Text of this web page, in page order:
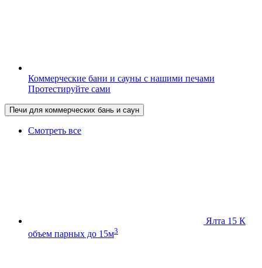
Коммерческие бани и сауны с нашими печами
Протестируйте сами
Печи для коммерческих бань и саун
Смотреть все
Ялта 15 К
объем парных до 15м3